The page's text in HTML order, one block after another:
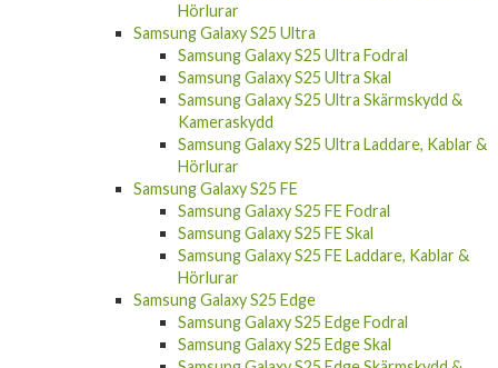
Hörlurar
Samsung Galaxy S25 Ultra
Samsung Galaxy S25 Ultra Fodral
Samsung Galaxy S25 Ultra Skal
Samsung Galaxy S25 Ultra Skärmskydd &
Kameraskydd
Samsung Galaxy S25 Ultra Laddare, Kablar &
Hörlurar
Samsung Galaxy S25 FE
Samsung Galaxy S25 FE Fodral
Samsung Galaxy S25 FE Skal
Samsung Galaxy S25 FE Laddare, Kablar &
Hörlurar
Samsung Galaxy S25 Edge
Samsung Galaxy S25 Edge Fodral
Samsung Galaxy S25 Edge Skal